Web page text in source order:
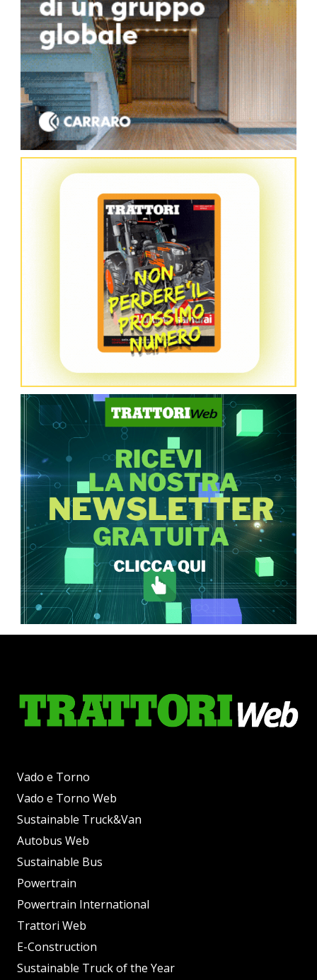
Vado e Torno
Vado e Torno Web
Sustainable Truck&Van
Autobus Web
Sustainable Bus
Powertrain
Powertrain International
Trattori Web
E-Construction
Sustainable Truck of the Year